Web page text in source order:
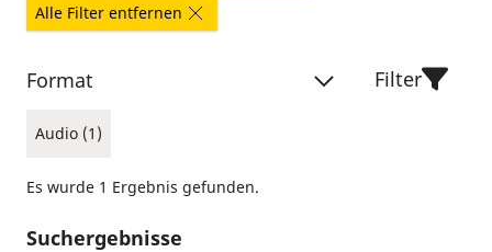
Alle Filter entfernen
Format
Audio (1)
Filter
Es wurde 1 Ergebnis gefunden.
Suchergebnisse